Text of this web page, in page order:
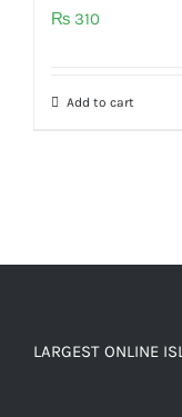
₨ 310
Add to cart
LARGEST ONLINE